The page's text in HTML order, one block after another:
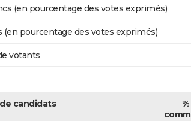
(en pourcentage des votes exprimés)
(en pourcentage des votes exprimés)
votants
candidats